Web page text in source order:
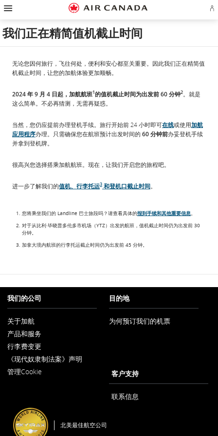
跳
页
跳
导
航
跳
容
跳
索
栏
跳
脚
链
接
跳
页
指
南
跳
系
我
们
登
我们正在精简值机截止时间
无论您因何旅行，飞往何处，便利和安心都至关重要。因此我们正在精简值
机截止时间，让您的加航体验更加顺畅。
2024 年 9 月 4 日起，加航航班1的值机截止时间为出发前 60 分钟2。就是
这么简单。不必再猜测，无需再疑惑。
当然，您仍应提前办理登机手续。旅行开始前 24 小时即可在线或使用加航
应用程序办理。只需确保您在航班预计出发时间的 60 分钟前办妥登机手续
并拿到登机牌。
很高兴您选择搭乘加航航班。现在，让我们开启您的旅程吧。
进一步了解我们的值机、行李托运3 和登机口截止时间。
您将乘坐我们的 Landline 巴士旅段吗？请查看具体的报到手续和其他重要信息。
对于从比利·毕晓普多伦多市机场（YTZ）出发的航班，值机截止时间仍为出发前 30
分钟。
加拿大境内航班的行李托运截止时间仍为出发前 45 分钟。
我们的公司
关于加航
新
窗
口
内
开
产品和服务
行李费变更
《现代奴隶制法案》声明
管理Cookie
目的地
为何预订我们的机票
客户支持
联系信息
北美最佳航空公司